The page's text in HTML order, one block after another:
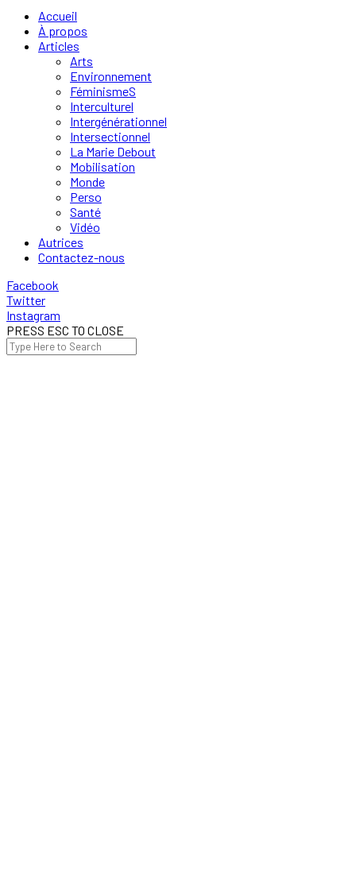
Accueil
À propos
Articles
Arts
Environnement
FéminismeS
Interculturel
Intergénérationnel
Intersectionnel
La Marie Debout
Mobilisation
Monde
Perso
Santé
Vidéo
Autrices
Contactez-nous
Facebook
Twitter
Instagram
PRESS ESC TO CLOSE